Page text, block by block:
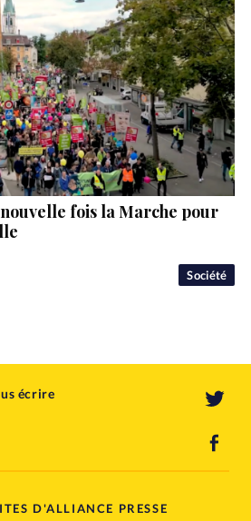
Société
fois la Marche pour
écrire
D'ALLIANCE PRESSE